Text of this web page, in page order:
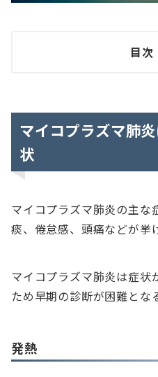
目次
マイコプラズマ肺
状
マイコプラズマ肺炎の主な
痰、倦怠感、頭痛などが挙
マイコプラズマ肺炎は症状
ため早期の診断が困難とな
発熱